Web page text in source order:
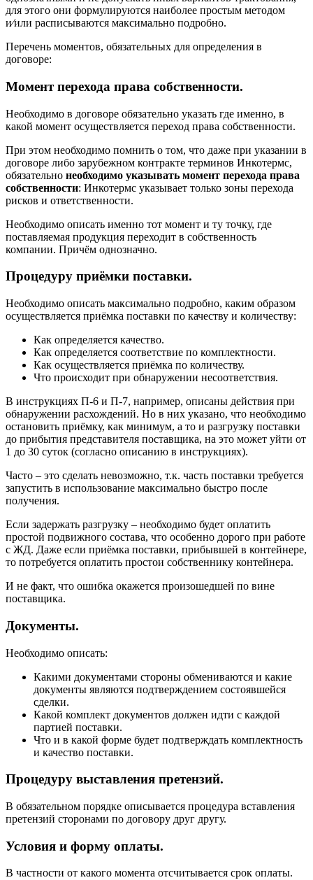
для этого они формулируются наиболее простым методом
и⁄или расписываются максимально подробно.
Перечень моментов, обязательных для определения в
договоре:
Момент перехода права собственности.
Необходимо в договоре обязательно указать где именно, в
какой момент осуществляется переход права собственности.
При этом необходимо помнить о том, что даже при указании в
договоре либо зарубежном контракте терминов Инкотермс,
обязательно необходимо указывать момент перехода права
собственности: Инкотермс указывает только зоны перехода
рисков и ответственности.
Необходимо описать именно тот момент и ту точку, где
поставляемая продукция переходит в собственность
компании. Причём однозначно.
Процедуру приёмки поставки.
Необходимо описать максимально подробно, каким образом
осуществляется приёмка поставки по качеству и количеству:
Как определяется качество.
Как определяется соответствие по комплектности.
Как осуществляется приёмка по количеству.
Что происходит при обнаружении несоответствия.
В инструкциях П-6 и П-7, например, описаны действия при
обнаружении расхождений. Но в них указано, что необходимо
остановить приёмку, как минимум, а то и разгрузку поставки
до прибытия представителя поставщика, на это может уйти от
1 до 30 суток (согласно описанию в инструкциях).
Часто – это сделать невозможно, т.к. часть поставки требуется
запустить в использование максимально быстро после
получения.
Если задержать разгрузку – необходимо будет оплатить
простой подвижного состава, что особенно дорого при работе
с ЖД. Даже если приёмка поставки, прибывшей в контейнере,
то потребуется оплатить простои собственнику контейнера.
И не факт, что ошибка окажется произошедшей по вине
поставщика.
Документы.
Необходимо описать:
Какими документами стороны обмениваются и какие
документы являются подтверждением состоявшейся
сделки.
Какой комплект документов должен идти с каждой
партией поставки.
Что и в какой форме будет подтверждать комплектность
и качество поставки.
Процедуру выставления претензий.
В обязательном порядке описывается процедура вставления
претензий сторонами по договору друг другу.
Условия и форму оплаты.
В частности от какого момента отсчитывается срок оплаты.